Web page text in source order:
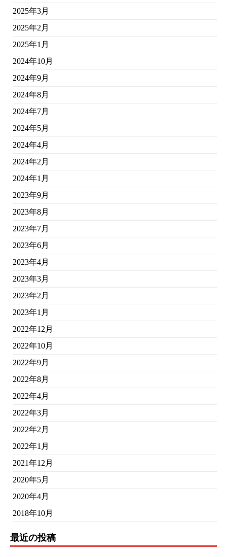
2025年3月
2025年2月
2025年1月
2024年10月
2024年9月
2024年8月
2024年7月
2024年5月
2024年4月
2024年2月
2024年1月
2023年9月
2023年8月
2023年7月
2023年6月
2023年4月
2023年3月
2023年2月
2023年1月
2022年12月
2022年10月
2022年9月
2022年8月
2022年4月
2022年3月
2022年2月
2022年1月
2021年12月
2020年5月
2020年4月
2018年10月
最近の投稿